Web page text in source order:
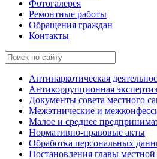
Фотогалерея
Ремонтные работы
Обращения граждан
Контакты
Антинаркотическая
Антикоррупционная
Документы совета местного
Межэтнические и
Малое и среднее
Нормативно-правовые акты
Обработка персональных
Постановления главы